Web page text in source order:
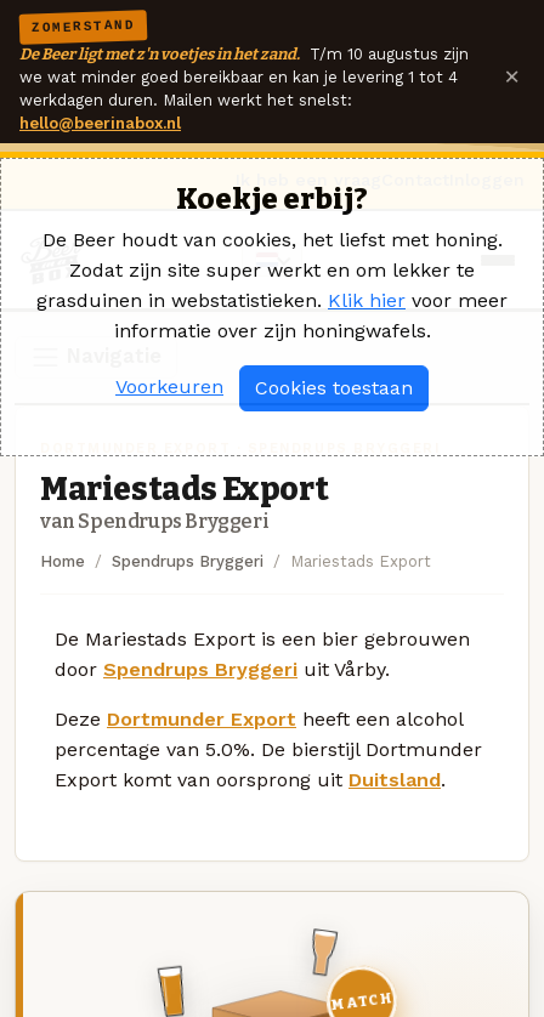
ZOMERSTAND
De Beer ligt met z'n voetjes in het zand. T/m 10 augustus zijn
we wat minder goed bereikbaar en kan je levering 1 tot 4
werkdagen duren. Mailen werkt het snelst:
hello@beerinabox.nl
×
Mariestads Export
van Spendrups Bryggeri
Home Spendrups Bryggeri Mariestads Export
De Mariestads Export is een bier gebrouwen
door Spendrups Bryggeri uit Vårby.
Deze Dortmunder Export heeft een alcohol
percentage van 5.0%. De bierstijl Dortmunder
Export komt van oorsprong uit Duitsland.
MATCH
Koekje erbij?
De Beer houdt van cookies, het liefst met honing.
Zodat zijn site super werkt en om lekker te
grasduinen in webstatistieken. Klik hier voor meer
informatie over zijn honingwafels.
Voorkeuren Cookies toestaan